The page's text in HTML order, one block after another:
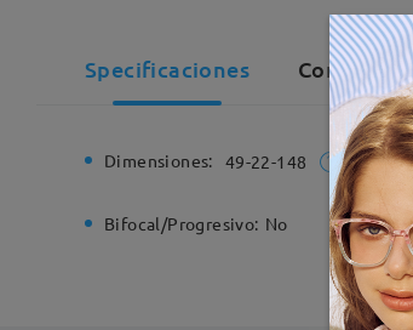
Specificaciones
Dimensiones: 49-22-148
Bifocal/Progresivo: No